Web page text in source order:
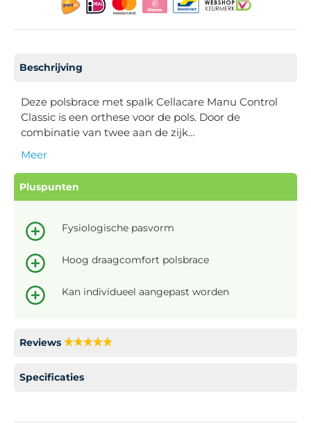
Beschrijving
Deze polsbrace met spalk Cellacare Manu Control
Classic is een orthese voor de pols. Door de
combinatie van twee aan de zijk…
Meer
Pluspunten
Fysiologische pasvorm
Hoog draagcomfort polsbrace
Kan individueel aangepast worden
Reviews
Specificaties